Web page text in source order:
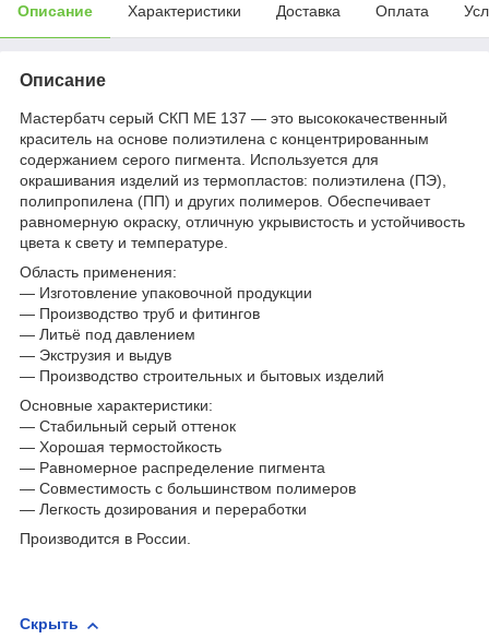
Описание Характеристики Доставка Оплата
Описание
Мастербатч серый СКП МЕ 137 — это высококачественный
краситель на основе полиэтилена с концентрированным
содержанием серого пигмента. Используется для
окрашивания изделий из термопластов: полиэтилена (ПЭ),
полипропилена (ПП) и других полимеров. Обеспечивает
равномерную окраску, отличную укрывистость и устойчивость
цвета к свету и температуре.
Область применения:
— Изготовление упаковочной продукции
— Производство труб и фитингов
— Литьё под давлением
— Экструзия и выдув
— Производство строительных и бытовых изделий
Основные характеристики:
— Стабильный серый оттенок
— Хорошая термостойкость
— Равномерное распределение пигмента
— Совместимость с большинством полимеров
— Легкость дозирования и переработки
Производится в России.
Скрыть